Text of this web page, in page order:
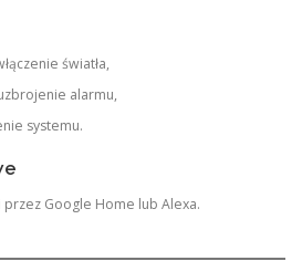
światła,
alarmu,
systemu.
Google Home lub Alexa.